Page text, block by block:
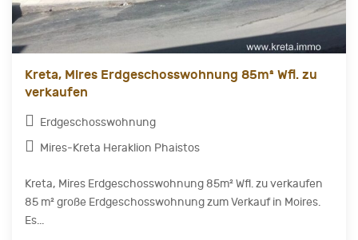
Kreta, Mires Erdgeschosswohnung 85m² Wfl. zu
verkaufen
Erdgeschosswohnung
Mires-Kreta Heraklion Phaistos
Kreta, Mires Erdgeschosswohnung 85m² Wfl. zu verkaufen
85 m² große Erdgeschosswohnung zum Verkauf in Moires.
Es...